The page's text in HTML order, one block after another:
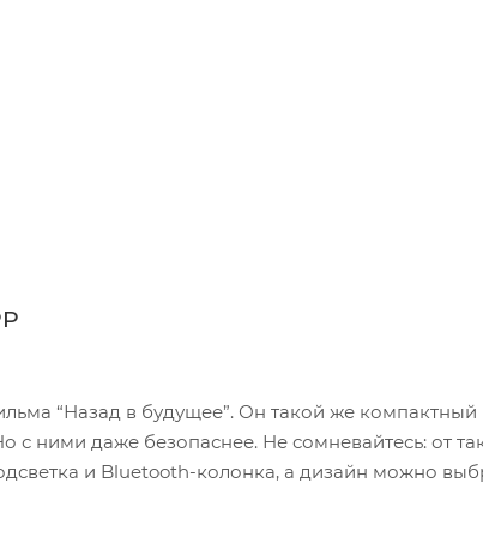
“Назад в будущее”. Он такой же компактный
с ними даже безопаснее. Не сомневайтесь: от
и Bluetooth-колонка, а дизайн можно